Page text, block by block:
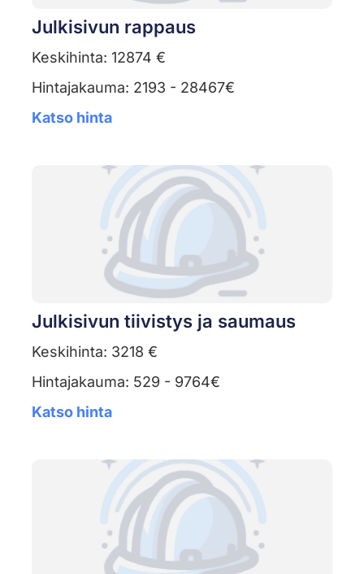
Julkisivun rappaus
Keskihinta: 12874 €
Hintajakauma: 2193 - 28467€
Katso hinta
Julkisivun tiivistys ja saumaus
Keskihinta: 3218 €
Hintajakauma: 529 - 9764€
Katso hinta